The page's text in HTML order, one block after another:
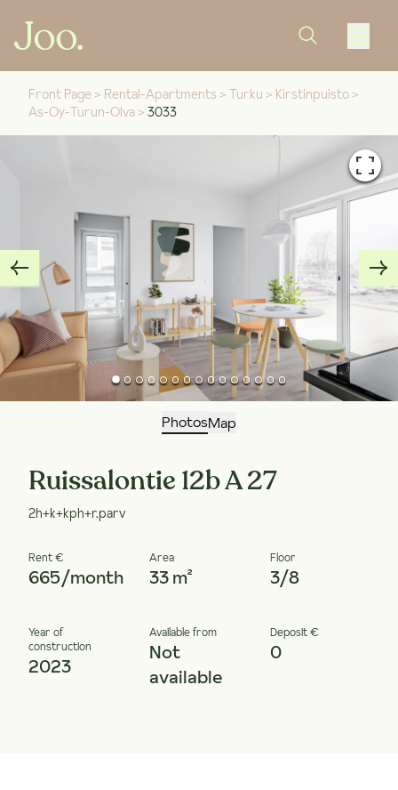
Front Page > Rental-Apartments > Turku > Kirstinpuisto >
As-Oy-Turun-Olva > 3033
PhotosMap
Ruissalontie 12b A 27
2h+k+kph+r.parv
Rent €
665/month
Area
33 m²
Floor
3/8
Year of
construction
2023
Available from
Not
available
Deposit €
0